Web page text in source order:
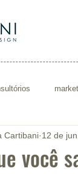
de consultório
você
Cartibani 12 de